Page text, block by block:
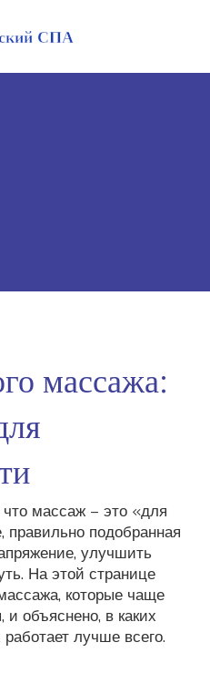
массажа:
массаж – это «для
подобранная
улучшить
На этой странице
которые чаще
объяснено, в каких
лучше всего.